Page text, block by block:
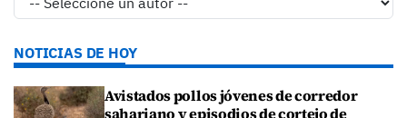
NOTICIAS DE HOY
Avistados pollos jóvenes de corredor
sahariano y episodios de cortejo de